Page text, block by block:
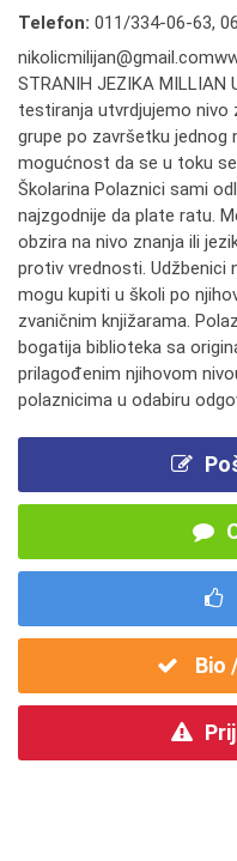
Telefon: 011/334-06-63,
STRANIH JEZIKA
testiranja utvrdjujemo nivo
grupe po završetku jednog
mogućnost da se u toku
Školarina Polaznici sami
najzgodnije da plate ratu.
obzira na nivo znanja ili
protiv vrednosti. Udžbenici
mogu kupiti u školi po
zvaničnim knjižarama.
bogatija biblioteka sa
prilagođenim njihovom
polaznicima u odabiru
Bio